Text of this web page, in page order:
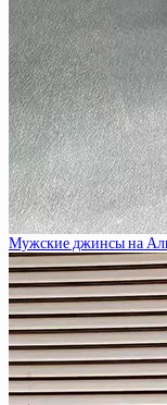
Мужские джинсы на